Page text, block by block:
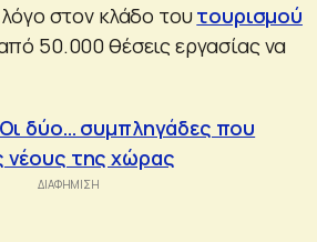
στον κλάδο τουτουρισμού
50.000 θέσεις εργασίας να
Οι δύο… συμπληγάδες που
νέους της χώρας